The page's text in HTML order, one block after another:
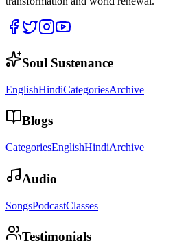
Soul Sustenance
EnglishHindiCategoriesArchive
Blogs
CategoriesEnglishHindiArchive
Audio
SongsPodcastClasses
Testimonials